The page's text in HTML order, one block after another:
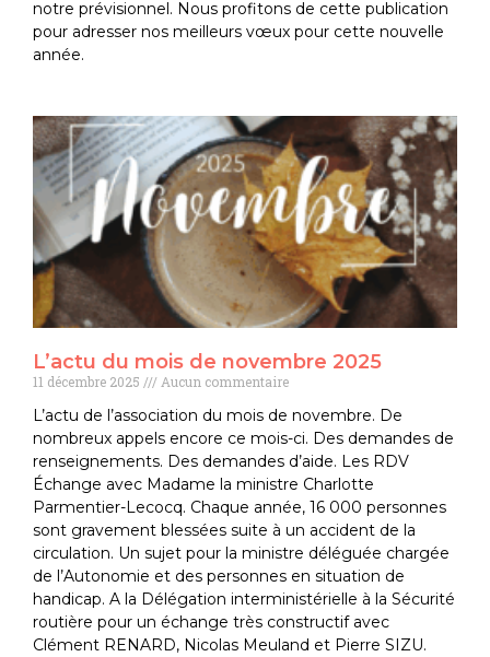
notre prévisionnel. Nous profitons de cette publication
pour adresser nos meilleurs vœux pour cette nouvelle
année.
L’actu du mois de novembre 2025
11 décembre 2025 Aucun commentaire
L’actu de l’association du mois de novembre. De
nombreux appels encore ce mois-ci. Des demandes de
renseignements. Des demandes d’aide. Les RDV
Échange avec Madame la ministre Charlotte
Parmentier-Lecocq. Chaque année, 16 000 personnes
sont gravement blessées suite à un accident de la
circulation. Un sujet pour la ministre déléguée chargée
de l’Autonomie et des personnes en situation de
handicap. A la Délégation interministérielle à la Sécurité
routière pour un échange très constructif avec
Clément RENARD, Nicolas Meuland et Pierre SIZU.